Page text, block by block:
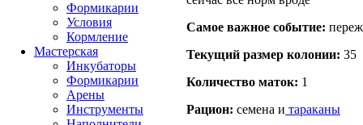
Самое важное событие:
Текущий размер кoлонии: 35
Количество маток: 1
Рацион: семена и тараканы
Формикарии
Условия
Кормление
Мастерская
Инкубаторы
Формикарии
Арены
Инструменты